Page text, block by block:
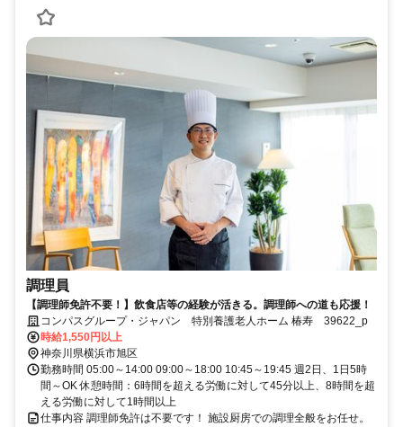
調理員
【調理師免許不要！】飲食店等の経験が活きる。調理師への道も応援！
コンパスグループ・ジャパン 特別養護老人ホーム 椿寿 39622_p
時給1,550円以上
神奈川県横浜市旭区
勤務時間 05:00～14:00 09:00～18:00 10:45～19:45 週2日、1日5時
間～OK 休憩時間：6時間を超える労働に対して45分以上、8時間を超
える労働に対して1時間以上
仕事内容 調理師免許は不要です！ 施設厨房での調理全般をお任せ。